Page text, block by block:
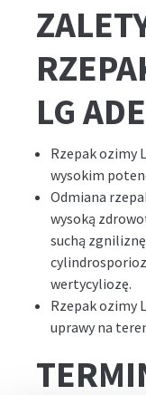
LG
Rzepak ozimy
wysokim
Odmiana
wysoką
suchą
wertycyliozę.
Rzepak ozimy
uprawy na